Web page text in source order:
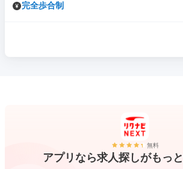
完全歩合制
無料
アプリなら求人探しがもっ